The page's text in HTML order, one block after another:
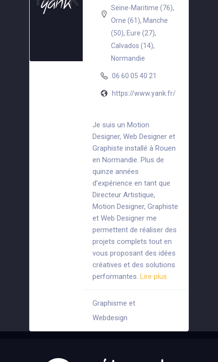
Seine-Maritime (76),
Orne (61), Manche
(50), Eure (27),
Calvados (14),
Normandie
06 60 05 40 21
https://www.yank.fr/
Je suis un Motion
Designer, Web Designer et
Graphiste installé à Rouen
en Normandie. Plus de
quinze années
d’expérience en tant que
Directeur Artistique,
Motion Designer, Graphiste
et Web Designer me
permettent de réaliser des
projets complets tout en
vous proposant des idées
créatives et des solutions
performantes. Lire plus
Graphisme et
Webdesign